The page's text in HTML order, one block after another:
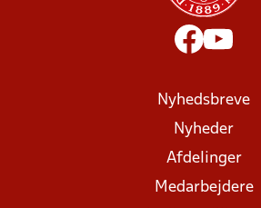
Nyhedsbreve
Nyheder
Afdelinger
Medarbejdere